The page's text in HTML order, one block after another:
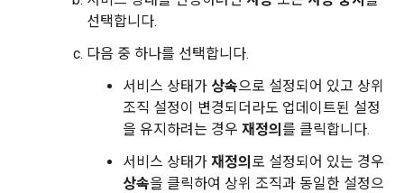
선택합니다.
다음 중 하나를 선택합니다.
서비스 상태가 상속으로 설정되어 있고 상위
조직 설정이 변경되더라도 업데이트된 설정
을 유지하려는 경우 재정의 를 클릭합니다.
서비스 상태가 재정의 로 설정되어 있는 경우
상속을 클릭하여 상위 조직과 동일한 설정으